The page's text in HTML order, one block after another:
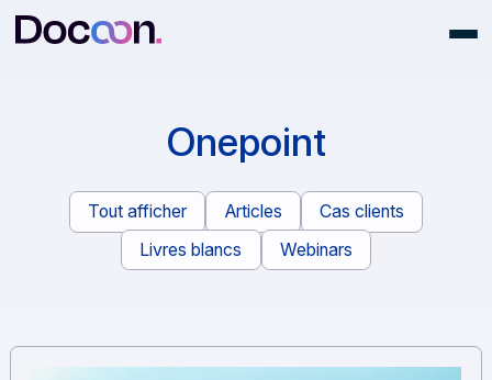
Onepoint
Tout afficher Articles
Cas clients
Livres blancs
Webinars